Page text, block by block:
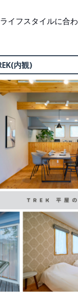
イフスタイルに合
内観)